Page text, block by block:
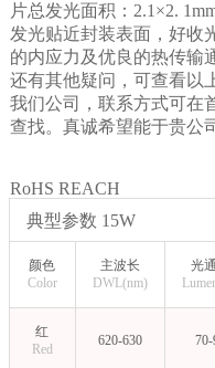
片总发光面积：2.1×2.
发光贴近封装表面，好收
的内应力及优良的热传输
还有其他疑问，可查看以
我们公司，联系方式可在
查找。真诚希望能于贵公
RoHS REACH
典型参数 15W
颜色
Color
主波长
DWL(nm)
光
红
Red
620-630